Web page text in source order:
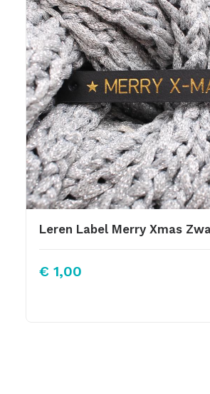
Leren Label Merry Xmas
€ 1,00